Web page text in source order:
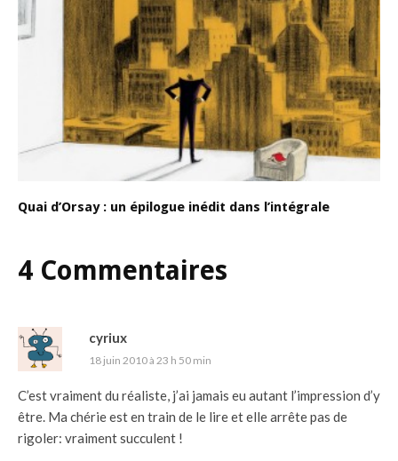
Quai d’Orsay : un épilogue inédit dans l’intégrale
4 Commentaires
cyriux
18 juin 2010 à 23 h 50 min
C’est vraiment du réaliste, j’ai jamais eu autant l’impression d’y
être. Ma chérie est en train de le lire et elle arrête pas de
rigoler: vraiment succulent !